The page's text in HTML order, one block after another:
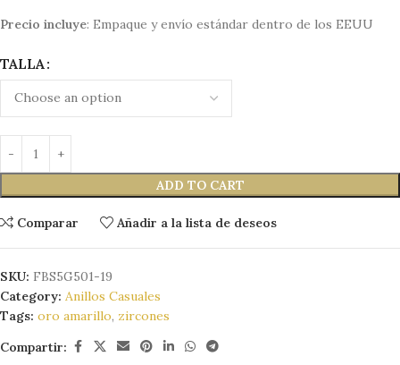
Precio incluye: Empaque y envío estándar dentro de los EEUU
TALLA
ADD TO CART
Comparar Añadir a la lista de deseos
SKU: FBS5G501-19
Category: Anillos Casuales
Tags: oro amarillo, zircones
Compartir: